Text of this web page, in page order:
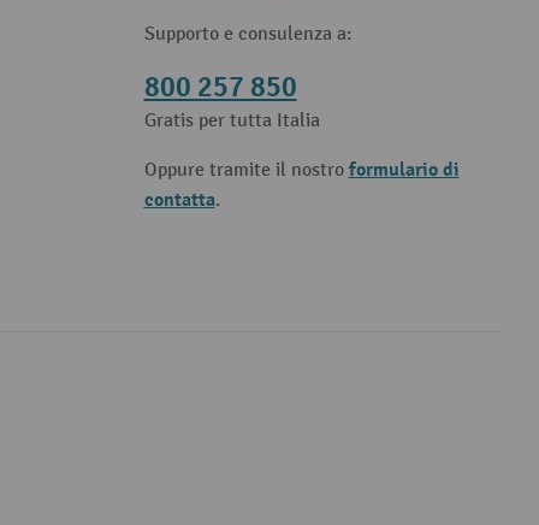
Supporto e consulenza a:
800 257 850
Gratis per tutta Italia
Oppure tramite il nostro formulario di
contatta.